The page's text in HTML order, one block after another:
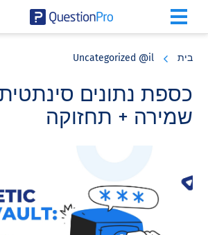
בית Uncategorized @il
כספת נתונים
שמירה + תחזוקה